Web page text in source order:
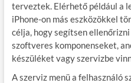
terveztek. Elérhető például a
iPhone-on más eszközökkel
célja, hogy segítsen
szoftveres komponenseket,
készüléket vagy szervizbe
A szerviz menü a felhasználó